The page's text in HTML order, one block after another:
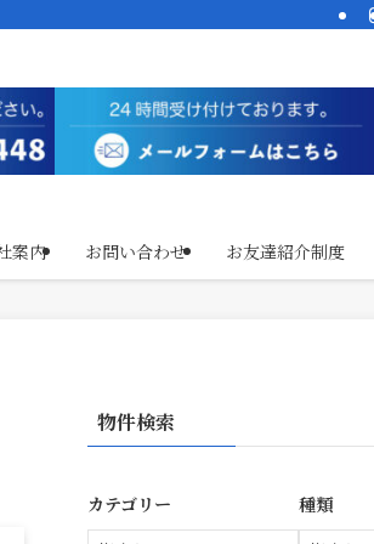
案内 お問い合わせ お友達紹介制度
物件検索
カテゴリー 種類